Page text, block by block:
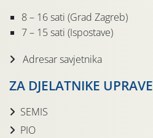
8 – 16 sati (Grad Zagreb)
7 – 15 sati (Ispostave)
Adresar savjetnika
ZA DJELATNIKE UPRAVE
SEMIS
PIO